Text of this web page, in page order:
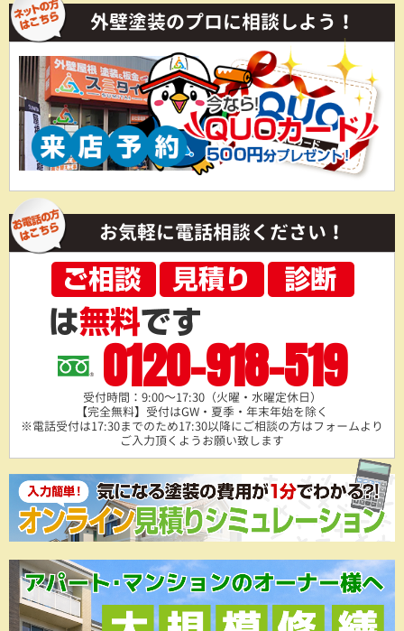
外壁塗装のプロに相談しよう！
お気軽に電話相談ください！
0120-918-519
受付時間：9:00～17:30（火曜・水曜定休日）
【完全無料】受付はGW・夏季・年末年始を除く
※電話受付は17:30までのため17:30以降にご相談の方はフォームより
ご入力頂くようお願い致します